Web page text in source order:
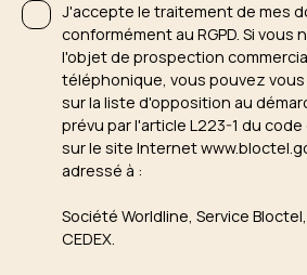
J'accepte le traitement de mes
conformément au RGPD. Si vous
l'objet de prospection
téléphonique, vous pouvez
sur la liste d'opposition au
prévu par l'article L223-1 du
sur le site Internet
adressé à :
Société Worldline, Service Bloctel,
CEDEX.